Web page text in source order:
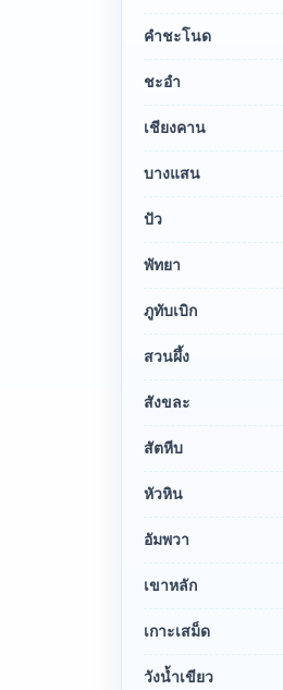
คำชะโนด
ชะอำ
เชียงคาน
บางแสน
ปัว
พัทยา
ภูทับเบิก
สวนผึ้ง
สังขละ
สัตหีบ
หัวหิน
อัมพวา
เขาหลัก
เกาะเสม็ด
วังน้ำเขียว